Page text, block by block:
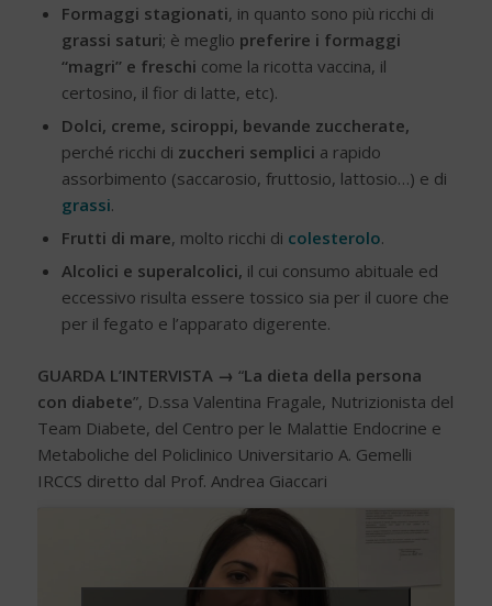
Formaggi stagionati, in quanto sono più ricchi di
grassi saturi; è meglio preferire i formaggi
“magri” e freschi come la ricotta vaccina, il
certosino, il fior di latte, etc).
Dolci, creme, sciroppi, bevande zuccherate,
perché ricchi di zuccheri semplici a rapido
assorbimento (saccarosio, fruttosio, lattosio…) e di
grassi.
Frutti di mare, molto ricchi di colesterolo.
Alcolici e superalcolici, il cui consumo abituale ed
eccessivo risulta essere tossico sia per il cuore che
per il fegato e l’apparato digerente.
GUARDA L’INTERVISTA → “La dieta della persona
con diabete”, D.ssa Valentina Fragale, Nutrizionista del
Team Diabete, del Centro per le Malattie Endocrine e
Metaboliche del Policlinico Universitario A. Gemelli
IRCCS diretto dal Prof. Andrea Giaccari